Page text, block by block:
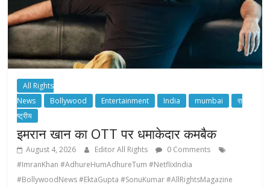
All Rights
News
Bollywood Entertainment India mumbai
रा
ष्ट्रीय
इमरान खान का OTT पर धमाकेदार कमबैक
August 4, 2026 Editor All Rights
0 Comments
#ImranKhan #AdhureHumAdhureTum #NetflixIndia
#BollywoodNews #EktaGupta #SonuKumar #AllRightsMagazine